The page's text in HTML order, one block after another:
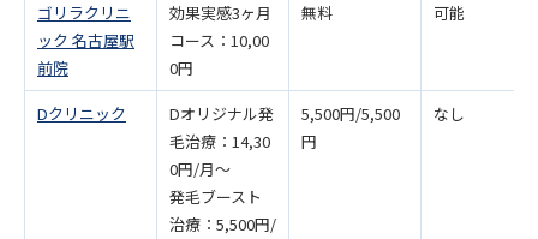
ゴリラクリニ
ック 名古屋駅
前院
効果実感3ヶ月
コース：10,00
0円
無料 可能
Dクリニック
Dオリジナル発
毛治療：14,30
0円/月〜
発毛ブースト
治療：5,500円/
5,500円/5,500
円
なし